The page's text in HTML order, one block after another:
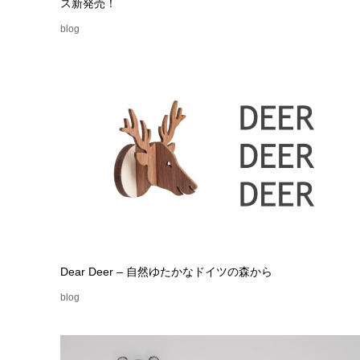
ス新発売！
blog
Dear Deer – 自然ゆたかなドイツの森から
blog